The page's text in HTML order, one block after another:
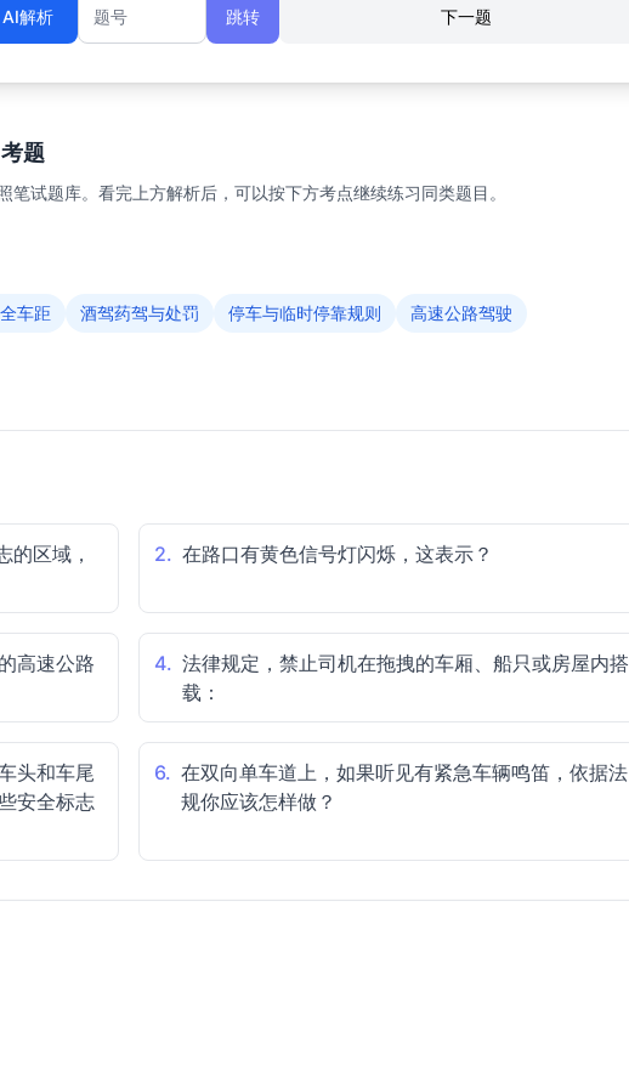
下一题
AI解析
题号
跳转
题
试题库。看完上方解析后，可以按下方考点继续练习同类题目。
车距 酒驾药驾与处罚 停车与临时停靠规则
高速公路驾驶
的区域，
2. 在路口有黄色信号灯闪烁，这表示？
高速公路
4. 法律规定，禁止司机在拖拽的车厢、船只或房屋内搭
载：
头和车尾
安全标志
6. 在双向单车道上，如果听见有紧急车辆鸣笛，依据法
规你应该怎样做？